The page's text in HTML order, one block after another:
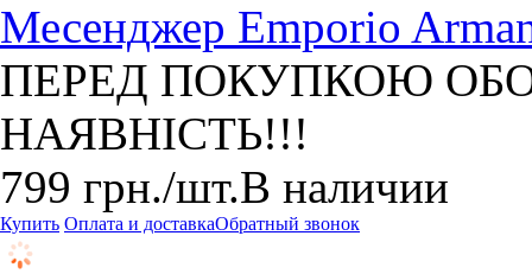
Месенджер Emporio
ПЕРЕД ПОКУПКОЮ
НАЯВНІСТЬ!!!
799 грн./шт.В наличии
Купить Оплата и доставкаОбратный звонок